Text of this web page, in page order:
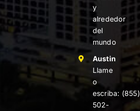
y
alrededor
del
mundo
Austin
Llame
o
escriba: (855)
502-